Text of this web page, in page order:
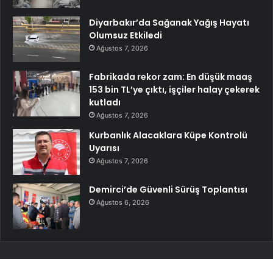
Diyarbakır’da Sağanak Yağış Hayatı
Olumsuz Etkiledi
Ağustos 7, 2026
Fabrikada rekor zam: En düşük maaş
153 bin TL’ye çıktı, işçiler halay çekerek
kutladı
Ağustos 7, 2026
Kurbanlık Alacaklara Küpe Kontrolü
Uyarısı
Ağustos 7, 2026
Demirci’de Güvenli Sürüş Toplantısı
Ağustos 6, 2026